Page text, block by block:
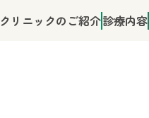
クリニックのご紹介診療内容